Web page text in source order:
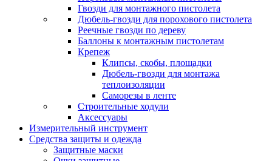
Гвозди для монтажного пистолета
Дюбель-гвозди для порохового пистолета
Реечные гвозди по дереву
Баллоны к монтажным пистолетам
Крепеж
Клипсы, скобы, площадки
Дюбель-гвозди для монтажа
теплоизоляции
Саморезы в ленте
Строительные ходули
Аксессуары
Измерительный инструмент
Средства защиты и одежда
Защитные маски